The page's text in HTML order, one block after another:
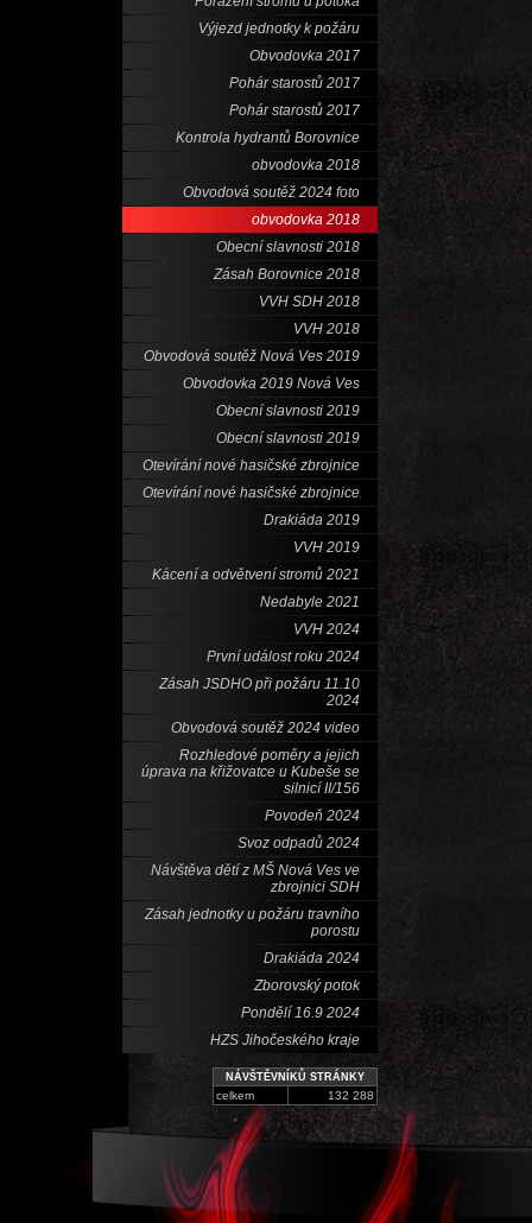
Výjezd jednotky k požáru
Obvodovka 2017
Pohár starostů 2017
Pohár starostů 2017
Kontrola hydrantů Borovnice
obvodovka 2018
Obvodová soutěž 2024 foto
obvodovka 2018
Obecní slavnosti 2018
Zásah Borovnice 2018
VVH SDH 2018
VVH 2018
Obvodová soutěž Nová Ves 2019
Obvodovka 2019 Nová Ves
Obecní slavnosti 2019
Obecní slavnosti 2019
Otevírání nové hasičské zbrojnice
Otevírání nové hasičské zbrojnice
Drakiáda 2019
VVH 2019
Kácení a odvětvení stromů 2021
Nedabyle 2021
VVH 2024
První událost roku 2024
Zásah JSDHO při požáru 11.10
2024
Obvodová soutěž 2024 video
Rozhledové poměry a jejich
úprava na křižovatce u Kubeše se
silnicí II/156
Povodeň 2024
Svoz odpadů 2024
Návštěva dětí z MŠ Nová Ves ve
zbrojnici SDH
Zásah jednotky u požáru travního
porostu
Drakiáda 2024
Zborovský potok
Pondělí 16.9 2024
HZS Jihočeského kraje
NÁVŠTĚVNÍKŮ STRÁNKY
celkem 132 288